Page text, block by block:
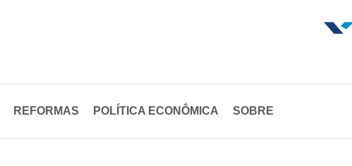
REFORMAS POLÍTICA ECONÔMICA SOBRE